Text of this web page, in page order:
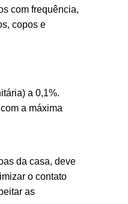
com frequência,
copos e
a 0,1%.
a máxima
da casa, deve
o contato
as